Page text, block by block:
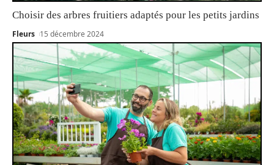
Choisir des arbres fruitiers adaptés pour les petits jardins
Fleurs 15 décembre 2024